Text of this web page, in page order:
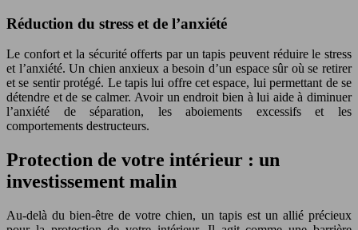
Réduction du stress et de l’anxiété
Le confort et la sécurité offerts par un tapis peuvent réduire le stress
et l’anxiété. Un chien anxieux a besoin d’un espace sûr où se retirer
et se sentir protégé. Le tapis lui offre cet espace, lui permettant de se
détendre et de se calmer. Avoir un endroit bien à lui aide à diminuer
l’anxiété de séparation, les aboiements excessifs et les
comportements destructeurs.
Protection de votre intérieur : un
investissement malin
Au-delà du bien-être de votre chien, un tapis est un allié précieux